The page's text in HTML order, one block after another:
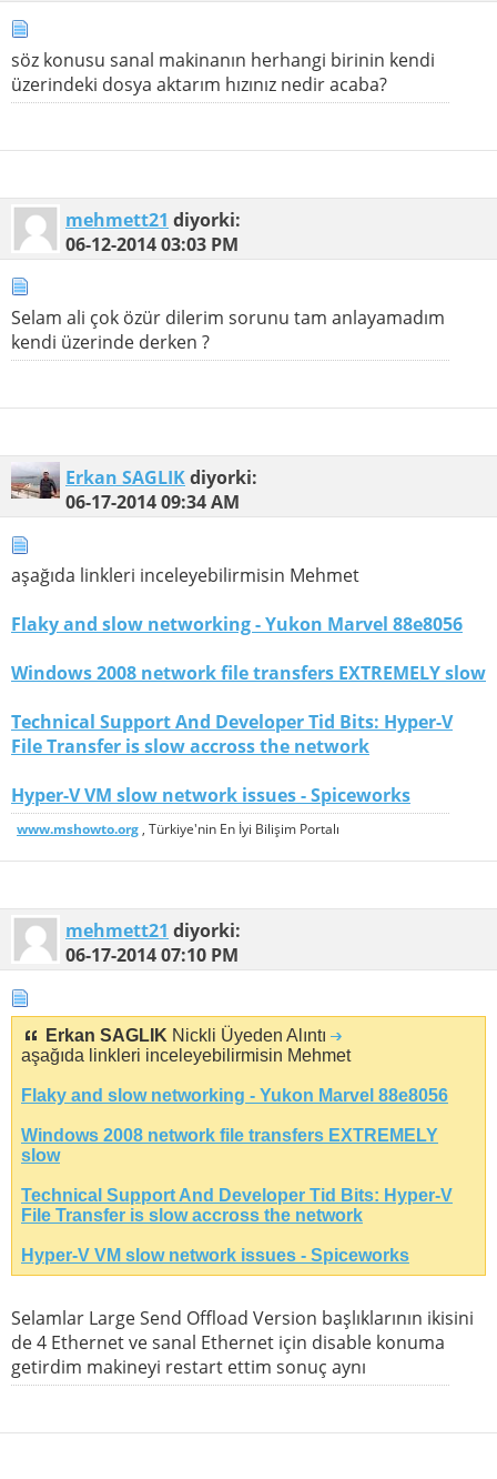
söz konusu sanal makinanın herhangi birinin kendi
üzerindeki dosya aktarım hızınız nedir acaba?
mehmett21 diyorki:
06-12-201403:03 PM
Selam ali çok özür dilerim sorunu tam anlayamadım
kendi üzerinde derken ?
Erkan SAGLIKdiyorki:
06-17-201409:34 AM
aşağıda linkleri inceleyebilirmisin Mehmet
Flaky and slow networking - Yukon Marvel 88e8056
Windows 2008 network file transfers EXTREMELY slow
Technical Support And Developer Tid Bits: Hyper-V
File Transfer is slow accross the network
Hyper-V VM slow network issues - Spiceworks
www.mshowto.org , Türkiye'nin En İyi Bilişim Portalı
mehmett21 diyorki:
06-17-201407:10 PM
Erkan SAGLIK Nickli Üyeden Alıntı
aşağıda linkleri inceleyebilirmisin Mehmet
Flaky and slow networking - Yukon Marvel 88e8056
Windows 2008 network file transfers EXTREMELY
slow
Technical Support And Developer Tid Bits: Hyper-V
File Transfer is slow accross the network
Hyper-V VM slow network issues - Spiceworks
Selamlar Large Send Offload Version başlıklarının ikisini
de 4 Ethernet ve sanal Ethernet için disable konuma
getirdim makineyi restart ettim sonuç aynı